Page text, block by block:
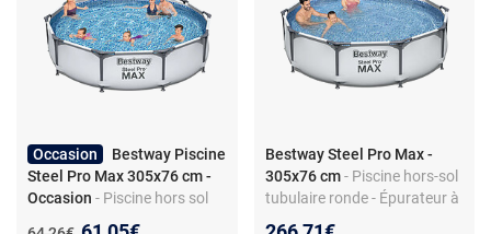
Occasion
Bestway Piscine
Steel Pro Max 305x76 cm -
Occasion - Piscine hors sol
Ancien prix :
Bestway Steel Pro Max -
305x76 cm - Piscine hors-sol
tubulaire ronde - Épurateur à